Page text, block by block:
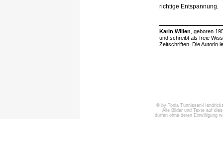
richtige Entspannung.
Karin Willen , geboren
und schreibt als freie
Zeitschriften. Die Autorin
© by Tonia Tünnissen-
Alle Bilder und Texte auf
dürfen ohne deren Einwilligung